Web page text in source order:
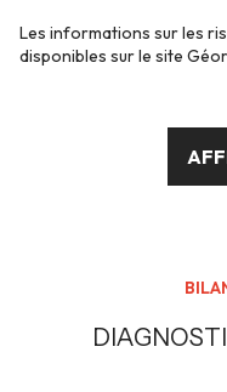
Les informations sur les
disponibles sur le site